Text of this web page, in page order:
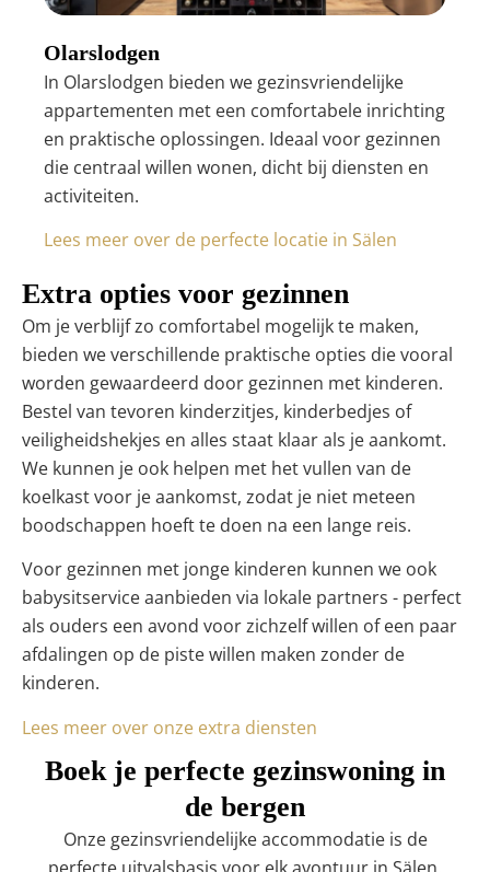
Olarslodgen
In Olarslodgen bieden we gezinsvriendelijke
appartementen met een comfortabele inrichting
en praktische oplossingen. Ideaal voor gezinnen
die centraal willen wonen, dicht bij diensten en
activiteiten.
Lees meer over de perfecte locatie in Sälen
Extra opties voor gezinnen
Om je verblijf zo comfortabel mogelijk te maken,
bieden we verschillende praktische opties die vooral
worden gewaardeerd door gezinnen met kinderen.
Bestel van tevoren kinderzitjes, kinderbedjes of
veiligheidshekjes en alles staat klaar als je aankomt.
We kunnen je ook helpen met het vullen van de
koelkast voor je aankomst, zodat je niet meteen
boodschappen hoeft te doen na een lange reis.
Voor gezinnen met jonge kinderen kunnen we ook
babysitservice aanbieden via lokale partners - perfect
als ouders een avond voor zichzelf willen of een paar
afdalingen op de piste willen maken zonder de
kinderen.
Lees meer over onze extra diensten
Boek je perfecte gezinswoning in
de bergen
Onze gezinsvriendelijke accommodatie is de